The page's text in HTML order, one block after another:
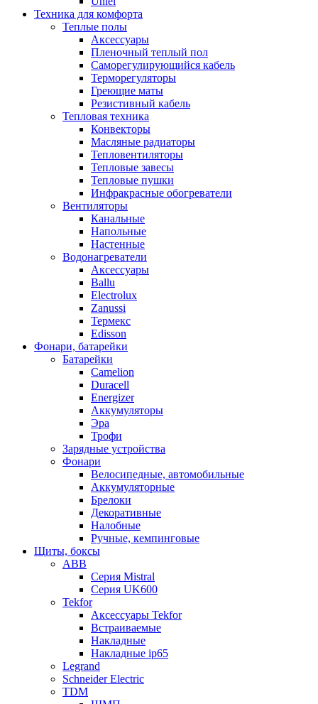
Техника для комфорта
Теплые полы
Аксессуары
Пленочный теплый пол
Саморегулирующийся кабель
Терморегуляторы
Греющие маты
Резистивный кабель
Тепловая техника
Конвекторы
Масляные радиаторы
Тепловентиляторы
Тепловые завесы
Тепловые пушки
Инфракрасные обогреватели
Вентиляторы
Канальные
Напольные
Настенные
Водонагреватели
Аксессуары
Ballu
Electrolux
Zanussi
Термекс
Edisson
Фонари, батарейки
Батарейки
Camelion
Duracell
Energizer
Аккумуляторы
Эра
Трофи
Зарядные устройства
Фонари
Велосипедные, автомобильные
Аккумуляторные
Брелоки
Декоративные
Налобные
Ручные, кемпинговые
Щиты, боксы
ABB
Серия Mistral
Серия UK600
Tekfor
Аксессуары Tekfor
Встраиваемые
Накладные
Накладные ip65
Legrand
Schneider Electric
TDM